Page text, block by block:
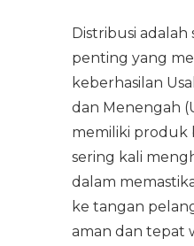
Distribusi adalah
penting yang
keberhasilan
dan Menengah
memiliki produk
sering kali
dalam
ke tangan
aman dan tepat